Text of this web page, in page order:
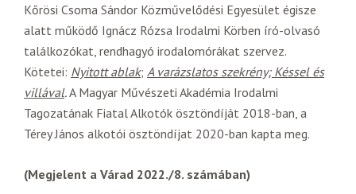
Kőrösi Csoma Sándor Közművelődési Egyesület égisze
alatt működő Ignácz Rózsa Irodalmi Körben író-olvasó
találkozókat, rendhagyó irodalomórákat szervez.
Kötetei: Nyitott ablak; A varázslatos szekrény; Késsel és
villával.A Magyar Művészeti Akadémia Irodalmi
Tagozatának Fiatal Alkotók ösztöndíját 2018-ban, a
Térey János alkotói ösztöndíjat 2020-ban kapta meg.
(Megjelent a Várad 2022./8. számában)